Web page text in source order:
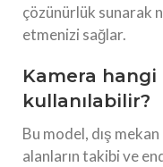
çözünürlük sunarak
etmenizi sağlar.
Kamera hangi
kullanılabilir?
Bu model, dış
alanların takibi ve